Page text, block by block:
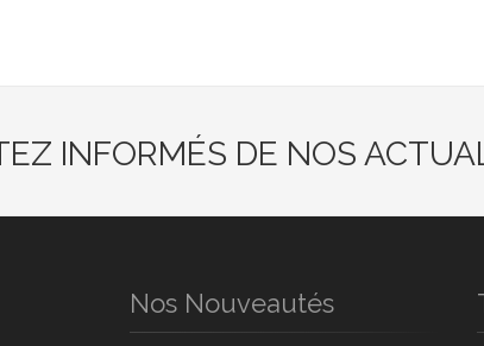
INFORMÉS DE NOS
Nos Nouveautés